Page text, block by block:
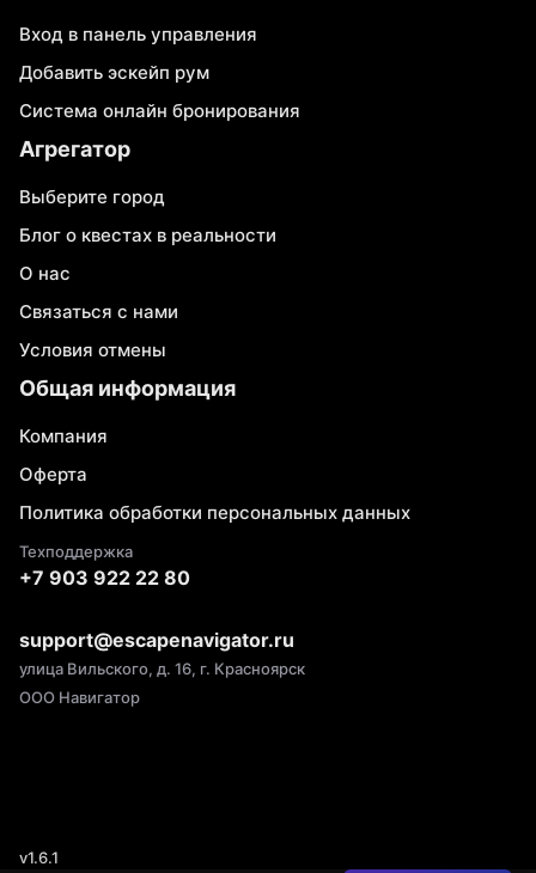
Вход в панель управления
Добавить эскейп рум
Система онлайн бронирования
Агрегатор
Выберите город
Блог о квестах в реальности
О нас
Связаться с нами
Условия отмены
Общая информация
Компания
Оферта
Политика обработки персональных данных
Техподдержка
+7 903 922 22 80
support@escapenavigator.ru
улица Вильского, д. 16, г. Красноярск
ООО Навигатор
v1.6.1